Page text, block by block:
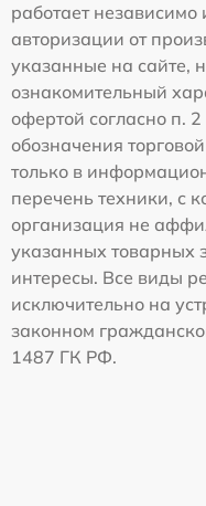
работает
авторизации от
указанные на сайте,
ознакомительный
офертой согласно п.
обозначения
только в
перечень техники, с
организация не
указанных товарных
интересы. Все виды
исключительно на
законном
1487 ГК РФ.